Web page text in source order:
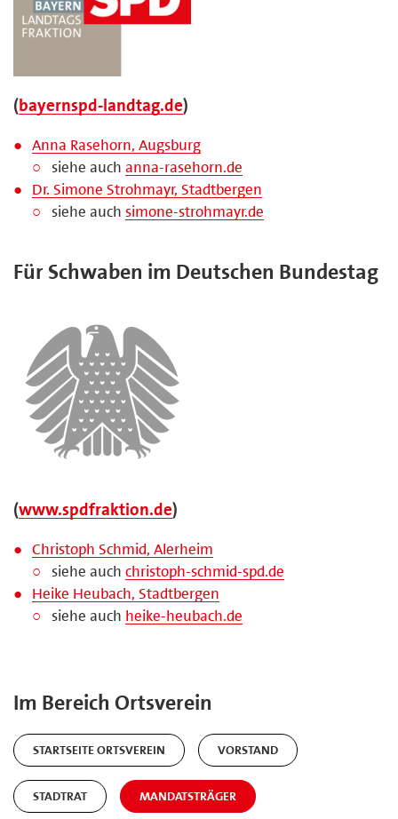
(bayernspd-landtag.de)
Anna Rasehorn, Augsburg
siehe auch anna-rasehorn.de
Dr. Simone Strohmayr, Stadtbergen
siehe auch simone-strohmayr.de
Für Schwaben im Deutschen Bundestag
(www.spdfraktion.de)
Christoph Schmid, Alerheim
siehe auch christoph-schmid-spd.de
Heike Heubach, Stadtbergen
siehe auch heike-heubach.de
Im Bereich Ortsverein
STARTSEITE ORTSVEREIN VORSTAND
STADTRAT MANDATSTRÄGER